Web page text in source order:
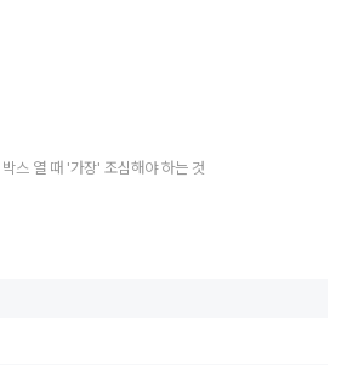
스 열 때 '가장' 조심해야 하는 것